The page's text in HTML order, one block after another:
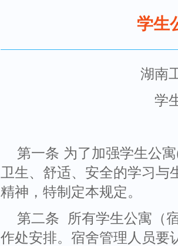
学生
湖南
学
第一条 为了加强学生公
卫生、舒适、安全的学习与
精神，特制定本规定。
第二条 所有学生公寓（
作处安排。宿舍管理人员要